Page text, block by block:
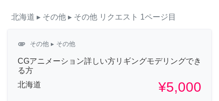
北海道 ▸ その他 ▸ その他 リクエスト 1ページ目
attachment その他 ▸ その他
CGアニメーション詳しい方リギングモデリングでき
る方
北海道
¥5,000